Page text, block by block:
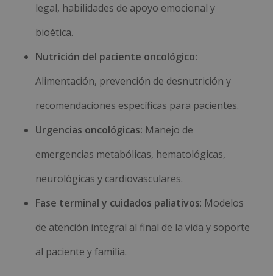
legal, habilidades de apoyo emocional y
bioética.
Nutrición del paciente oncológico:
Alimentación, prevención de desnutrición y
recomendaciones específicas para pacientes.
Urgencias oncológicas: Manejo de
emergencias metabólicas, hematológicas,
neurológicas y cardiovasculares.
Fase terminal y cuidados paliativos: Modelos
de atención integral al final de la vida y soporte
al paciente y familia.